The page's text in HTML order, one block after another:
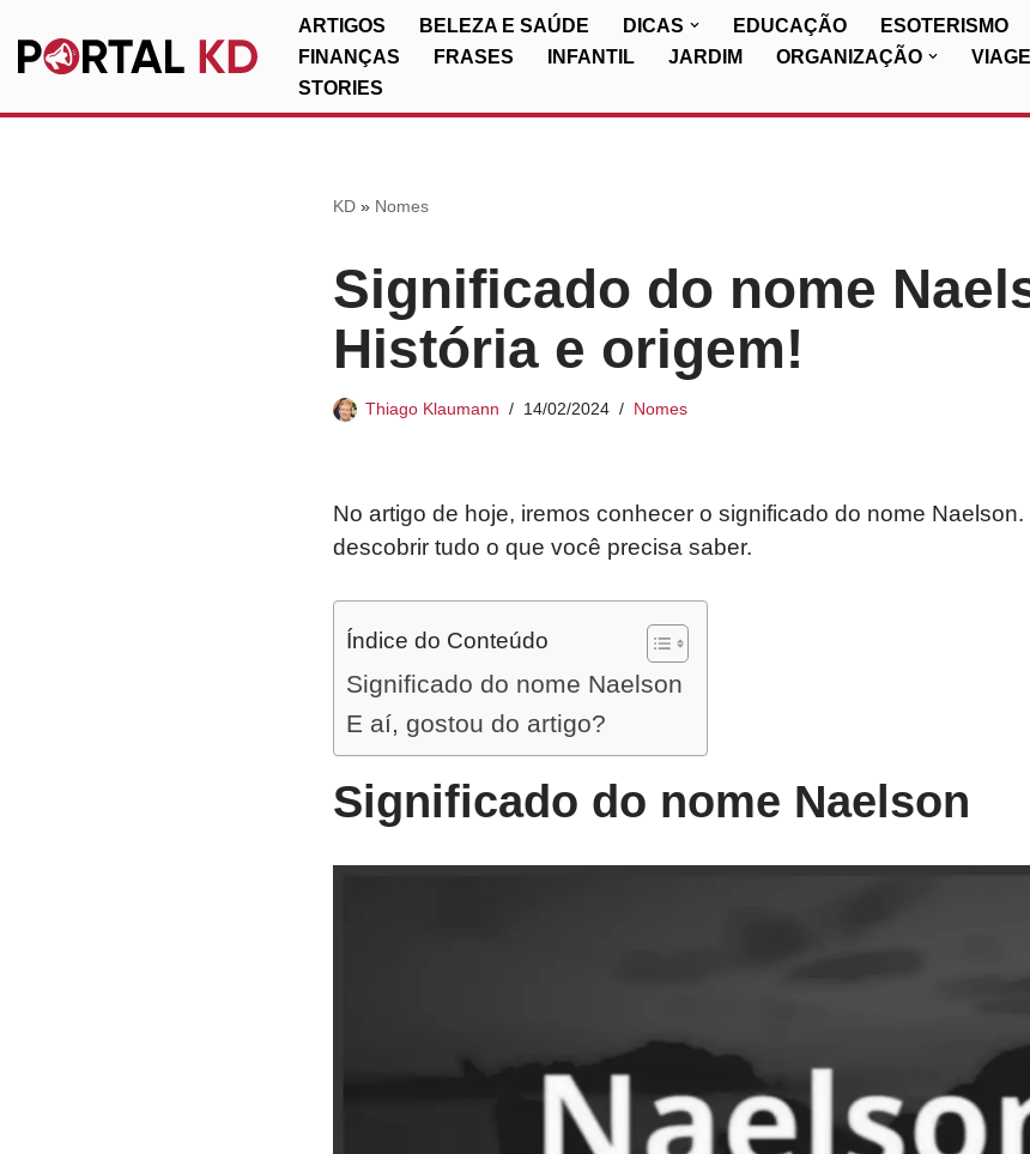
Pular
ARTIGOS BELEZA E SAÚDE DICAS EDUCAÇÃO ESOTERISMO
FINANÇAS
FRASES INFANTIL JARDIM ORGANIZAÇÃO
STORIES
KD» Nomes
Significado do nome
História e origem!
Thiago Klaumann 14/02/2024 Nomes
No artigo de hoje, iremos conhecer o significado do nome
descobrir tudo o que você precisa saber.
Índice do Conteúdo
Significado do nome Naelson
E aí, gostou do artigo?
Significado do nome Naelson